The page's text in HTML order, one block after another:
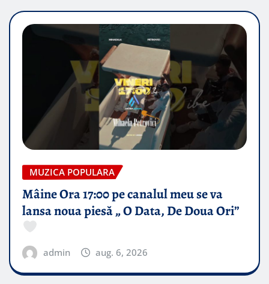
MUZICA POPULARA
Mâine Ora 17:00 pe canalul meu se va
lansa noua piesă „ O Data, De Doua Ori”
admin aug. 6, 2026